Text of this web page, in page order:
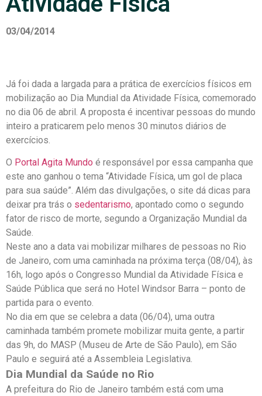
03/04/2014
Já foi dada a largada para a prática de exercícios físicos em
mobilização ao Dia Mundial da Atividade Física, comemorado
no dia 06 de abril. A proposta é incentivar pessoas do mundo
inteiro a praticarem pelo menos 30 minutos diários de
exercícios.
O Portal Agita Mundo é responsável por essa campanha que
este ano ganhou o tema “Atividade Física, um gol de placa
para sua saúde”. Além das divulgações, o site dá dicas para
deixar pra trás o sedentarismo, apontado como o segundo
fator de risco de morte, segundo a Organização Mundial da
Saúde.
Neste ano a data vai mobilizar milhares de pessoas no Rio
de Janeiro, com uma caminhada na próxima terça (08/04), às
16h, logo após o Congresso Mundial da Atividade Física e
Saúde Pública que será no Hotel Windsor Barra – ponto de
partida para o evento.
No dia em que se celebra a data (06/04), uma outra
caminhada também promete mobilizar muita gente, a partir
das 9h, do MASP (Museu de Arte de São Paulo), em São
Paulo e seguirá até a Assembleia Legislativa.
Dia Mundial da Saúde no Rio
A prefeitura do Rio de Janeiro também está com uma